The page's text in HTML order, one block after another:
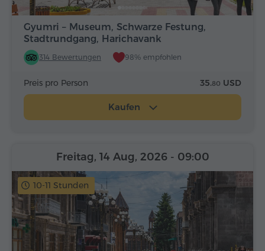
Gyumri – Museum, Schwarze Festung,
Stadtrundgang, Harichavank
314 Bewertungen 98% empfohlen
Preis pro Person 35.80 USD
Kaufen
10-11 Stunden
Freitag, 14 Aug, 2026 - 09:00